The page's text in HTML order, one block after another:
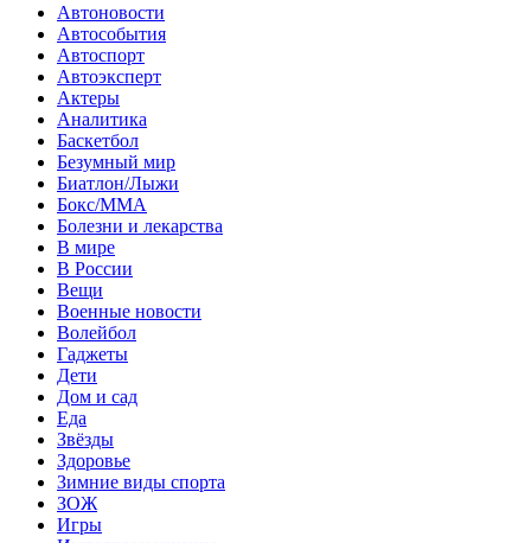
Автоновости
Автособытия
Автоспорт
Автоэксперт
Актеры
Аналитика
Баскетбол
Безумный мир
Биатлон/Лыжи
Бокс/MMA
Болезни и лекарства
В мире
В России
Вещи
Военные новости
Волейбол
Гаджеты
Дети
Дом и сад
Еда
Звёзды
Здоровье
Зимние виды спорта
ЗОЖ
Игры